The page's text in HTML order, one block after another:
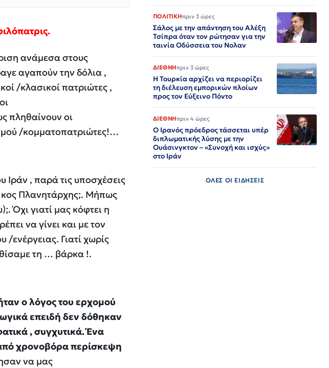
ανάμεσα στους
αγαπούν την δόλια ,
/κλασικοί πατριώτες ,
ή οι
πληθαίνουν οι
/κομματοπατριώτες!…
Ιράν , παρά τις υποσχέσεις
κος Πλανητάρχης;. Μήπως
Όχι γιατί μας κόφτει η
να γίνει και με τον
ενέργειας. Γιατί χωρίς
τη … βάρκα !.
ο λόγος του ερχομού
επειδή δεν δόθηκαν
, συγχυτικά. Ένα
χρονοβόρα περίσκεψη
να μας
ΠΟΛΙΤΙΚΗπριν 3 ώρες
Σάλος με την απάντηση του Αλέξη
Τσίπρα όταν τον ρώτησαν για την
ταινία Οδύσσεια του Νολαν
ΔΙΕΘΝΗπριν 3 ώρες
Η Τουρκία αρχίζει να περιορίζει
τη διέλευση εμπορικών πλοίων
προς τον Εύξεινο Πόντο
ΔΙΕΘΝΗπριν 4 ώρες
Ο Ιρανός πρόεδρος τάσσεται υπέρ
διπλωματικής λύσης με την
Ουάσινγκτον – «Συνοχή και ισχύς»
στο Ιράν​​​​​​​​​​​​​​​​​​​​​​​​​​​​​​​​​​​​​​​​​​​​​​​​​​
ΟΛΕΣ ΟΙ ΕΙΔΗΣΕΙΣ